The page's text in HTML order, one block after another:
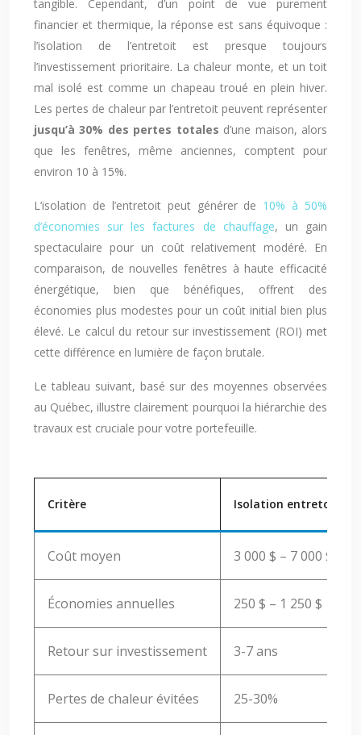
tangible. Cependant, d’un point de vue purement
financier et thermique, la réponse est sans équivoque :
l’isolation de l’entretoit est presque toujours
l’investissement prioritaire. La chaleur monte, et un toit
mal isolé est comme un chapeau troué en plein hiver.
Les pertes de chaleur par l’entretoit peuvent représenter
jusqu’à 30% des pertes totales d’une maison, alors
que les fenêtres, même anciennes, comptent pour
environ 10 à 15%.
L’isolation de l’entretoit peut générer de 10% à 50%
d’économies sur les factures de chauffage, un gain
spectaculaire pour un coût relativement modéré. En
comparaison, de nouvelles fenêtres à haute efficacité
énergétique, bien que bénéfiques, offrent des
économies plus modestes pour un coût initial bien plus
élevé. Le calcul du retour sur investissement (ROI) met
cette différence en lumière de façon brutale.
Le tableau suivant, basé sur des moyennes observées
au Québec, illustre clairement pourquoi la hiérarchie des
travaux est cruciale pour votre portefeuille.
Critère Isolation entretoit
Coût moyen 3 000 $ – 7 000 $
Économies annuelles 250 $ – 1 250 $
Retour sur investissement 3-7 ans
Pertes de chaleur évitées 25-30%